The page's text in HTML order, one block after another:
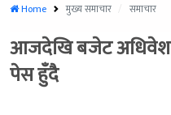
प्रविधि
खेलकुद
विश्व
Home मुख्य समाचार समाचार
आजदेखि बजेट
पेस हुँदै